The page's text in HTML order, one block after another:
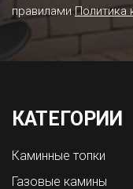
правиламиПолитика
КАТЕГОРИИ
Каминные топки
Газовые камины